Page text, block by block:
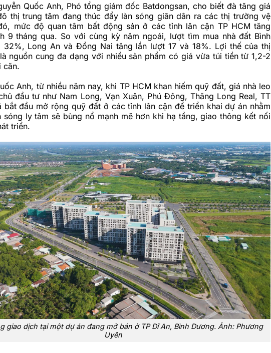
Quốc Anh, Phó tổng giám đốc Batdongsan, cho biết đà tăng giá
thị trung tâm đang thúc đẩy làn sóng giãn dân ra các thị trường vệ
mức độ quan tâm bất động sản ở các tỉnh lân cận TP HCM tăng
9 tháng qua. So với cùng kỳ năm ngoái, lượt tìm mua nhà đất Bình
32%, Long An và Đồng Nai tăng lần lượt 17 và 18%. Lợi thế của thị
nguồn cung đa dạng với nhiều sản phẩm có giá vừa túi tiền từ 1,2-2
căn.
Anh, từ nhiều năm nay, khi TP HCM khan hiếm quỹ đất, giá nhà leo
đầu tư như Nam Long, Vạn Xuân, Phú Đông, Thăng Long Real, TT
bắt đầu mở rộng quỹ đất ở các tỉnh lân cận để triển khai dự án nhằm
sóng ly tâm sẽ bùng nổ mạnh mẽ hơn khi hạ tầng, giao thông kết nối
triển.
giao dịch tại một dự án đang mở bán ở TP Dĩ An, Bình Dương. Ảnh: Phương
Uyên